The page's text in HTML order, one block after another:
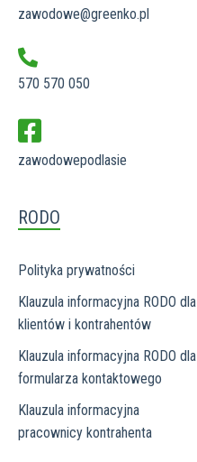
zawodowe@greenko.pl
570 570 050
zawodowepodlasie
RODO
Polityka prywatności
Klauzula informacyjna RODO dla
klientów i kontrahentów
Klauzula informacyjna RODO dla
formularza kontaktowego
Klauzula informacyjna
pracownicy kontrahenta